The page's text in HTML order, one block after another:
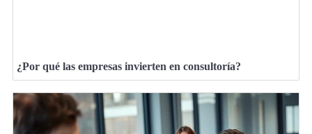
¿Por qué las empresas invierten en consultoría?